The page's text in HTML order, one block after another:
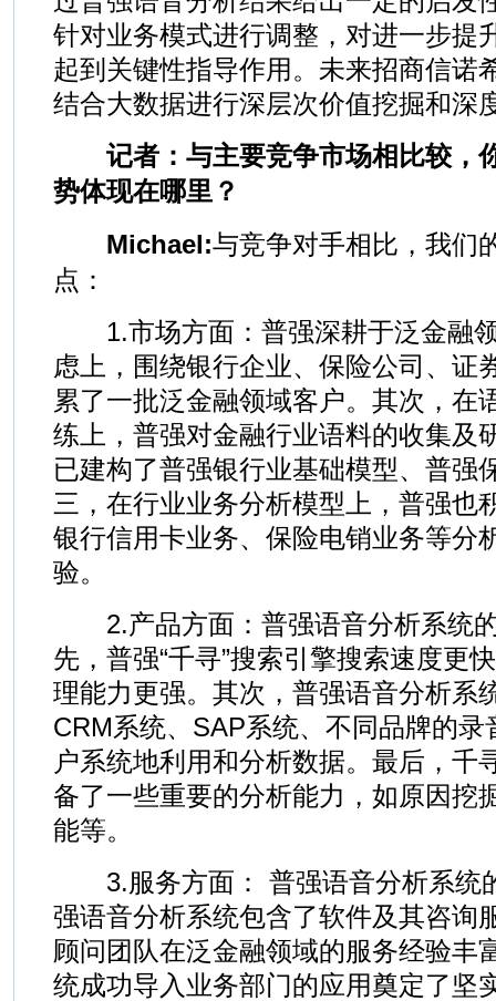
针对业务模式进行调整，对进一步提
起到关键性指导作用。未来招商信诺
结合大数据进行深层次价值挖掘和深
记者：与主要竞争市场相比较，
势体现在哪里？
Michael:与竞争对手相比，我们
点：
1.市场方面：普强深耕于泛金融
虑上，围绕银行企业、保险公司、证
累了一批泛金融领域客户。其次，在
练上，普强对金融行业语料的收集及
已建构了普强银行业基础模型、普强
三，在行业业务分析模型上，普强也
银行信用卡业务、保险电销业务等分
验。
2.产品方面：普强语音分析系统
先，普强“千寻”搜索引擎搜索速度更
理能力更强。其次，普强语音分析系
CRM系统、SAP系统、不同品牌的
户系统地利用和分析数据。最后，千
备了一些重要的分析能力，如原因挖
能等。
3.服务方面： 普强语音分析系统
强语音分析系统包含了软件及其咨询
顾问团队在泛金融领域的服务经验丰
统成功导入业务部门的应用奠定了坚